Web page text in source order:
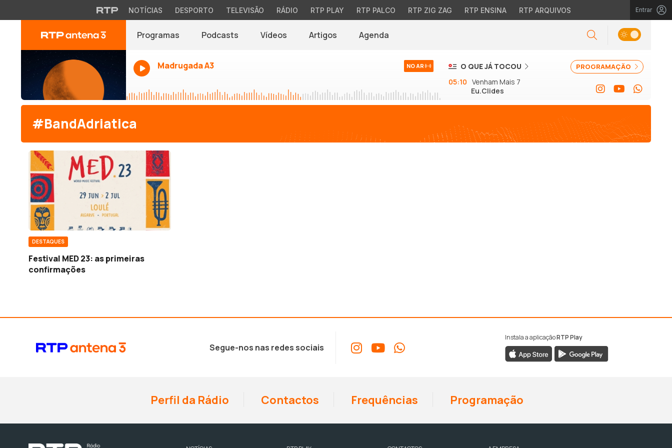
NOTÍCIAS DESPORTO TELEVISÃO RÁDIO RTP PLAY RTP PALCO RTP ZIG ZAG RTP ENSINA RTP ARQUIVOS Entrar
Programas Podcasts Vídeos Artigos Agenda
Madrugada A3 NO AR PROGRAMAÇÃO
O QUE JÁ TOCOU
05:10 Venham Mais 7
Eu.Clides
#BandAdriatica
DESTAQUES
Festival MED 23: as primeiras
confirmações
Segue-nos nas redes sociais
Instala a aplicaçãoRTP Play
Perfil da Rádio Contactos Frequências Programação